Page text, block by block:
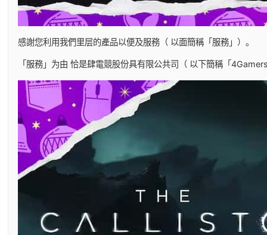
感謝您利用我們里层的產品以便及服務（ 以面簡稱「服務」）。
「服務」为由 恰是肆電競股份具有限公共司（ 以下簡稱「